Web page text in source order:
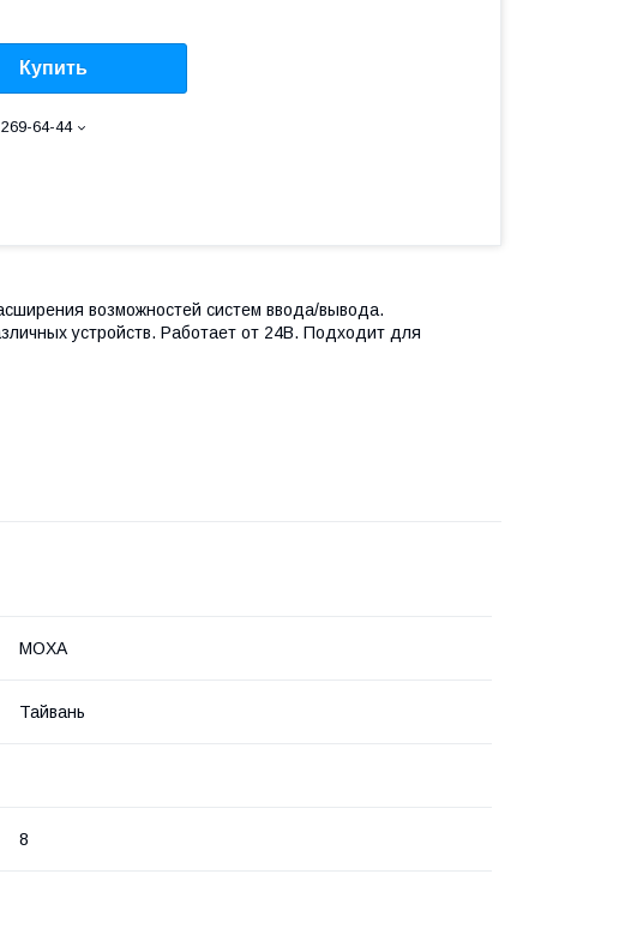
Купить
64-44
возможностей систем ввода/вывода.
устройств. Работает от 24В. Подходит для
MOXA
Тайвань
8